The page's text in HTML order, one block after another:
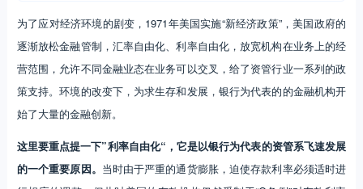
的一个重要原因。当时由于严重的通货膨胀，迫使存款利率必须适时进
行相应的调整，但此时美国的存款机构仍然受制于“Q条例”对存款利率
的管制，出现了严重的负利率。银行的吸储能力受到了极大威胁。与此
同时，货币基金在70年代滞涨期迅速兴起，为跑赢通胀、实现更高收
益，银行客户纷纷将资金从存款账户向货基转移。金融脱媒的现象倒逼
着利率市场化改革。
随着利率市场化改革的不断深入，金融机构竞争加剧。银行等金融机构